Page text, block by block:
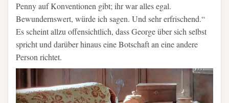
Penny auf Konventionen gibt; ihr war alles egal.
Bewundernswert, würde ich sagen. Und sehr erfrischend.“
Es scheint allzu offensichtlich, dass George über sich selbst
spricht und darüber hinaus eine Botschaft an eine andere
Person richtet.